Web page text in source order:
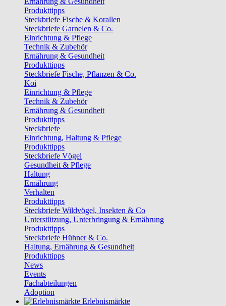
Produkttipps
Steckbriefe Fische & Korallen
Steckbriefe Garnelen & Co.
Einrichtung & Pflege
Technik & Zubehör
Ernährung & Gesundheit
Produkttipps
Steckbriefe Fische, Pflanzen & Co.
Koi
Einrichtung & Pflege
Technik & Zubehör
Ernährung & Gesundheit
Produkttipps
Steckbriefe
Einrichtung, Haltung & Pflege
Produkttipps
Steckbriefe Vögel
Gesundheit & Pflege
Haltung
Ernährung
Verhalten
Produkttipps
Steckbriefe Wildvögel, Insekten & Co
Unterstützung, Unterbringung & Ernährung
Produkttipps
Steckbriefe Hühner & Co.
Haltung, Ernährung & Gesundheit
Produkttipps
News
Events
Fachabteilungen
Adoption
Erlebnismärkte